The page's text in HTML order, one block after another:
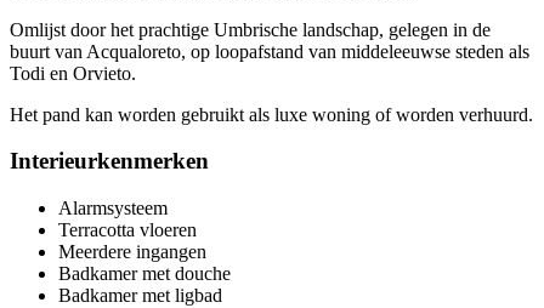
Omlijst door het prachtige Umbrische landschap, gelegen in de
buurt van Acqualoreto, op loopafstand van middeleeuwse steden als
Todi en Orvieto.
Het pand kan worden gebruikt als luxe woning of worden verhuurd.
Interieurkenmerken
Alarmsysteem
Terracotta vloeren
Meerdere ingangen
Badkamer met douche
Badkamer met ligbad